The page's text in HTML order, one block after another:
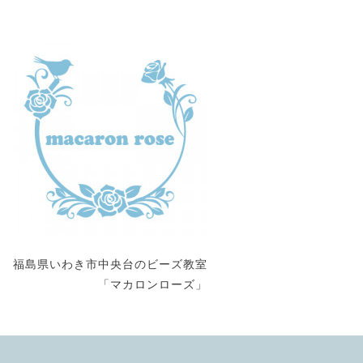
福島県いわき市中央台のビーズ教室
「マカロンローズ」